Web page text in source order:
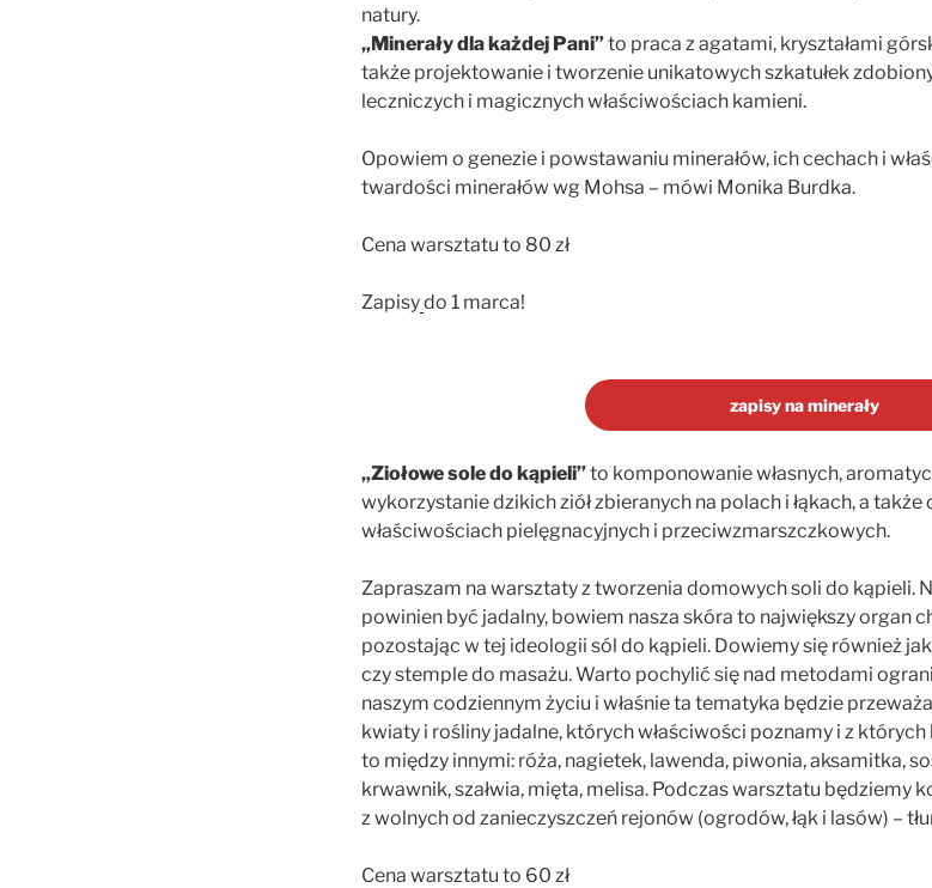
natury.
„Minerały dla każdej Pani”to praca z agatami, kryształami
także projektowanie i tworzenie unikatowych szkatułek
leczniczych i magicznych właściwościach kamieni.
Opowiem o genezie i powstawaniu minerałów, ich cechach i
twardości minerałów wg Mohsa – mówi Monika Burdka.
Cena warsztatu to 80 zł
Zapisydo 1 marca!
zapisy na minerały
„Ziołowe sole do kąpieli”to komponowanie własnych,
wykorzystanie dzikich ziół zbieranych na polach i łąkach, a
właściwościach pielęgnacyjnych i przeciwzmarszczkowych.
Zapraszam na warsztaty z tworzenia domowych soli do kąpieli.
powinien być jadalny, bowiem nasza skóra to największy organ
pozostając w tej ideologii sól do kąpieli. Dowiemy się również
czy stemple do masażu. Warto pochylić się nad metodami
naszym codziennym życiu i właśnie ta tematyka będzie
kwiaty i rośliny jadalne, których właściwości poznamy i z
to między innymi: róża, nagietek, lawenda, piwonia, aksamitka,
krwawnik, szałwia, mięta, melisa. Podczas warsztatu będziemy
z wolnych od zanieczyszczeń rejonów (ogrodów, łąk i lasów) –
Cena warsztatu to 60 zł